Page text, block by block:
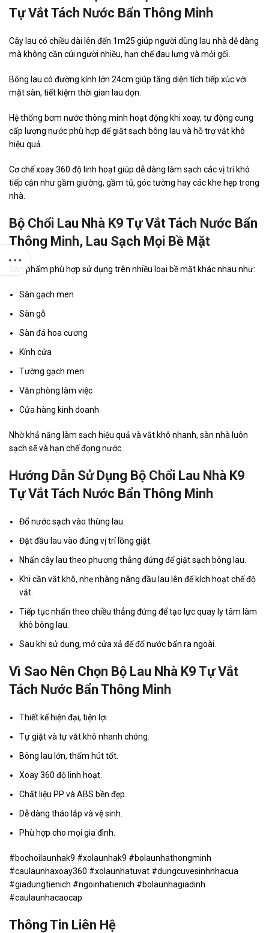
Tự Vắt Tách Nước Bẩn Thông Minh
Cây lau có chiều dài lên đến 1m25 giúp người dùng lau nhà dễ dàng
mà không cần cúi người nhiều, hạn chế đau lưng và mỏi gối.
Bông lau có đường kính lớn 24cm giúp tăng diện tích tiếp xúc với
mặt sàn, tiết kiệm thời gian lau dọn.
Hệ thống bơm nước thông minh hoạt động khi xoay, tự động cung
cấp lượng nước phù hợp để giặt sạch bông lau và hỗ trợ vắt khô
hiệu quả.
Cơ chế xoay 360 độ linh hoạt giúp dễ dàng làm sạch các vị trí khó
tiếp cận như gầm giường, gầm tủ, góc tường hay các khe hẹp trong
nhà.
Bộ Chổi Lau Nhà K9 Tự Vắt Tách Nước Bẩn
Thông Minh, Lau Sạch Mọi Bề Mặt
Sản phẩm phù hợp sử dụng trên nhiều loại bề mặt khác nhau như:
Sàn gạch men
Sàn gỗ
Sàn đá hoa cương
Kính cửa
Tường gạch men
Văn phòng làm việc
Cửa hàng kinh doanh
Nhờ khả năng làm sạch hiệu quả và vắt khô nhanh, sàn nhà luôn
sạch sẽ và hạn chế đọng nước.
Hướng Dẫn Sử Dụng Bộ Chổi Lau Nhà K9
Tự Vắt Tách Nước Bẩn Thông Minh
Đổ nước sạch vào thùng lau.
Đặt đầu lau vào đúng vị trí lồng giặt.
Nhấn cây lau theo phương thẳng đứng để giặt sạch bông lau.
Khi cần vắt khô, nhẹ nhàng nâng đầu lau lên để kích hoạt chế độ
vắt.
Tiếp tục nhấn theo chiều thẳng đứng để tạo lực quay ly tâm làm
khô bông lau.
Sau khi sử dụng, mở cửa xả để đổ nước bẩn ra ngoài.
Vì Sao Nên Chọn Bộ Lau Nhà K9 Tự Vắt
Tách Nước Bẩn Thông Minh
Thiết kế hiện đại, tiện lợi.
Tự giặt và tự vắt khô nhanh chóng.
Bông lau lớn, thấm hút tốt.
Xoay 360 độ linh hoạt.
Chất liệu PP và ABS bền đẹp.
Dễ dàng tháo lắp và vệ sinh.
Phù hợp cho mọi gia đình.
#bochoilaunhak9 #xolaunhak9 #bolaunhathongminh
#caulaunhaxoay360 #xolaunhatuvat #dungcuvesinhnhacua
#giadungtienich #ngoinhatienich #bolaunhagiadinh
#caulaunhacaocap
Thông Tin Liên Hệ